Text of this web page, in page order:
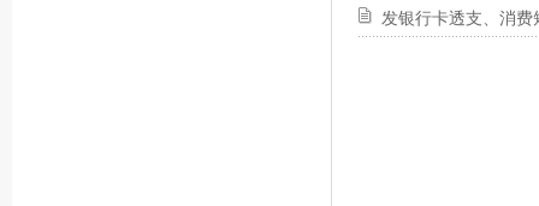
发银行卡透支、消费